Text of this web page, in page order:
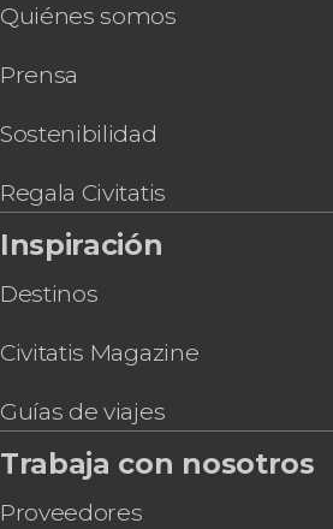
Quiénes somos
Prensa
Sostenibilidad
Regala Civitatis
Inspiración
Destinos
Civitatis Magazine
Guías de viajes
Trabaja con nosotros
Proveedores